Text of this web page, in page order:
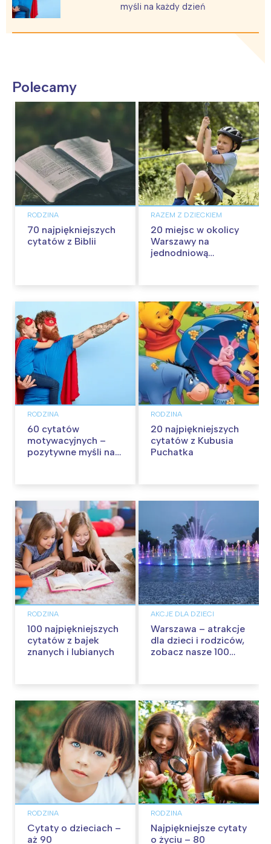
myśli na każdy dzień
Polecamy
RODZINA
70 najpiękniejszych
cytatów z Biblii
RAZEM Z DZIECKIEM
20 miejsc w okolicy
Warszawy na
jednodniową
RODZINA
60 cytatów
motywacyjnych –
pozytywne myśli na
RODZINA
20 najpiękniejszych
cytatów z Kubusia
Puchatka
RODZINA
100 najpiękniejszych
cytatów z bajek
znanych i lubianych
AKCJE DLA DZIECI
Warszawa – atrakcje
dla dzieci i rodziców,
zobacz nasze 100
RODZINA
Cytaty o dzieciach –
aż 90
RODZINA
Najpiękniejsze cytaty
o życiu – 80